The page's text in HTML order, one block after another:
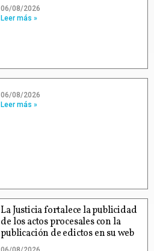
06/08/2026
Leer más »
06/08/2026
Leer más »
La Justicia fortalece la publicidad
de los actos procesales con la
publicación de edictos en su web